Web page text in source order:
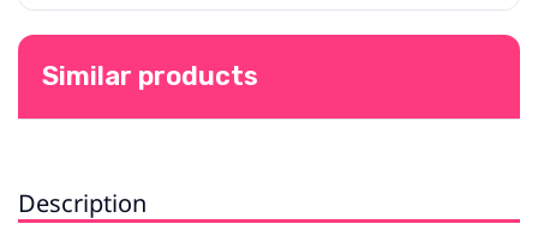
Similar products
Description